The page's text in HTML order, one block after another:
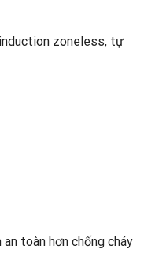
zoneless, tự
toàn hơn chống cháy